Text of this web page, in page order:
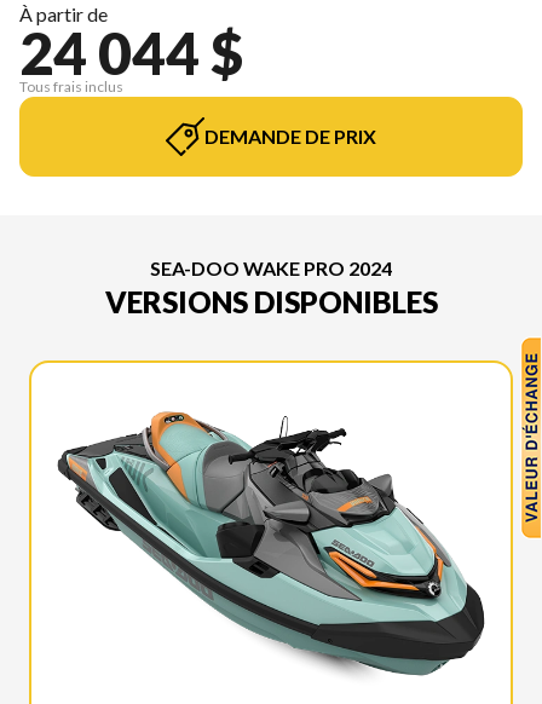
À partir de
24 044 $
Tous frais inclus
DEMANDE DE PRIX
SEA-DOO WAKE PRO 2024
VERSIONS DISPONIBLES